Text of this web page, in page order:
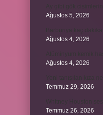
Ağustos 5, 2026
Ağustos 4, 2026
Ağustos 4, 2026
Temmuz 29, 2026
Temmuz 26, 2026